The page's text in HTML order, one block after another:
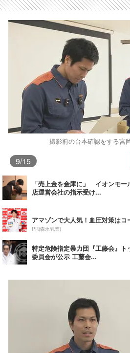
撮影前の台本確認をする宮
9/15
「売上金を金庫に」 イオンモ
店運営会社の指示受け...
アマゾンで大人気！血圧対策はコ
PR(森永乳業)
特定危険指定暴力団『工藤会』
委員会が公示 工藤会...